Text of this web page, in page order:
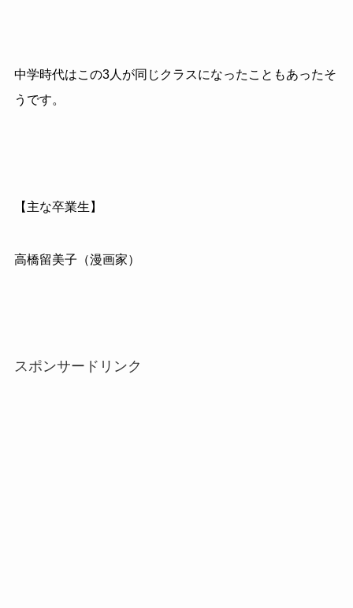
中学時代はこの3人が同じクラスになったこともあったそ
うです。
【主な卒業生】
高橋留美子（漫画家）
スポンサードリンク